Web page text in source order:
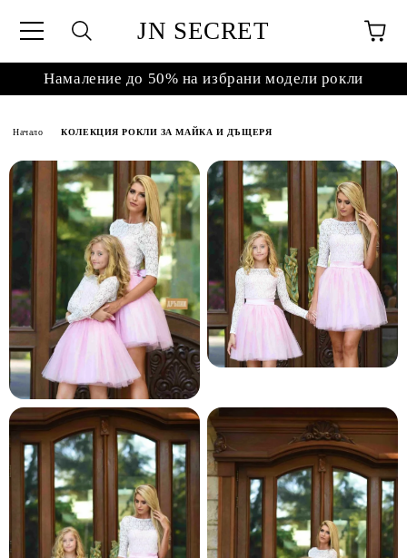
JN SECRET
и по лични мерки
Намаление до 50% на избрани модели рокли
Начало КОЛЕКЦИЯ РОКЛИ ЗА МАЙКА И ДЪЩЕРЯ